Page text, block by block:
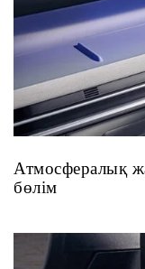
Атмосфералық
бөлім